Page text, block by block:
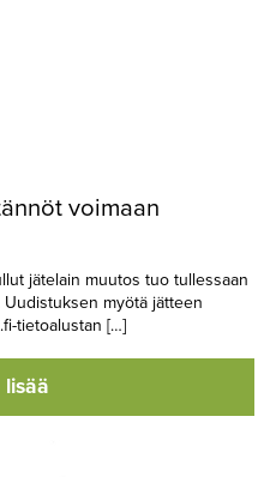
voimaan
jätelain muutos tuo tullessaan
myötä jätteen
tietoalustan […]
lisää